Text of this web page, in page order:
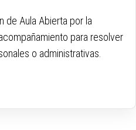
de Aula Abierta por la
para resolver
o administrativas.